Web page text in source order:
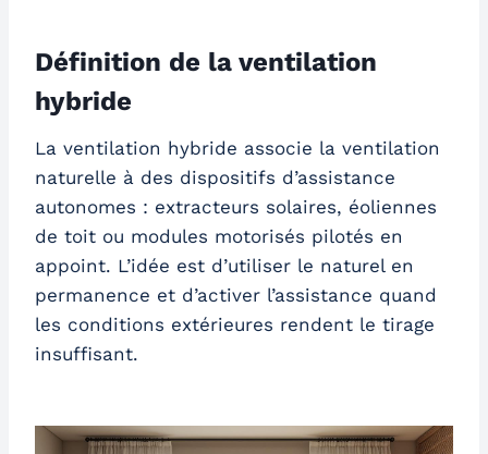
Définition de la ventilation
hybride
La ventilation hybride associe la ventilation
naturelle à des dispositifs d’assistance
autonomes : extracteurs solaires, éoliennes
de toit ou modules motorisés pilotés en
appoint. L’idée est d’utiliser le naturel en
permanence et d’activer l’assistance quand
les conditions extérieures rendent le tirage
insuffisant.